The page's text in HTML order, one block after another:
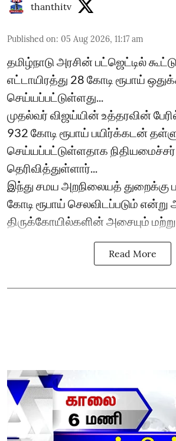
thanthitv
Published on: 05 Aug 2026, 11:17 am
தமிழ்நாடு அரசின் பட்ஜெட்டில்
எட்டாயிரத்து 28 கோடி ரூபாய்
செய்யப்பட்டுள்ளது...
முதல்வர் விஜய்யின் உத்தரவின்
932 கோடி ரூபாய் பயிர்க்கடன்
செய்யப்பட்டுள்ளதாக
தெரிவித்துள்ளார்...
இந்து சமய அறநிலையத் துறைக்கு
கோடி ரூபாய் செலவிடப்படும் என்று
திருக்கோயில்களின் அசையும் மற்று
Read More